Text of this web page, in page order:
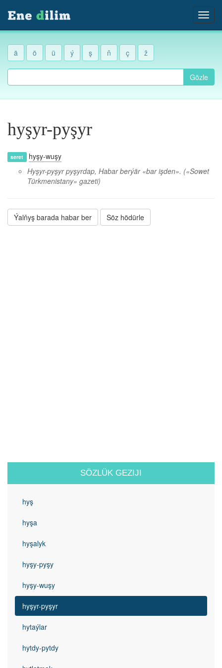
ä ö ü ý ş ň ç ž
Gözle
hyşyr-pyşyr
seret
hyşy-wuşy
Hyşyr-pyşyr pyşyrdap, Habar berýär «bar işden». («Sowet
Türkmenistany» gazeti)
Ýalňyş barada habar ber Söz hödürle
SÖZLÜK GEZIJI
hyş
hyşa
hyşalyk
hyşy-pyşy
hyşy-wuşy
hyşyr-pyşyr
hytaýlar
hytdy-pytdy